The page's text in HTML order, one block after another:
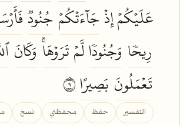
عَلَيۡكُمۡ إِذۡجَآءَتۡكُمۡ جُنُودٞ
رِيحٗا وَجُنُودٗالَّمۡتَرَوۡهَاۚ وَكَانَ
تَعۡمَلُونَ بَصِيرًا
التفسير حفظ محفظتي نسخ